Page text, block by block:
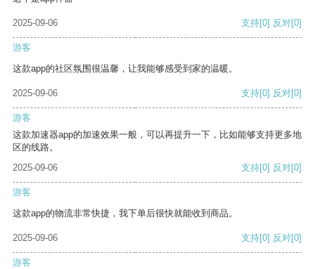
2025-09-06 支持[0] 反对[0]
游客
这款app的社区氛围很温馨，让我能够感受到家的温暖。
2025-09-06 支持[0] 反对[0]
游客
这款加速器app的加速效果一般，可以再提升一下，比如能够支持更多地
区的线路。
2025-09-06
支持[0] 反对[0]
游客
这款app的物流非常快捷，我下单后很快就能收到商品。
2025-09-06 支持[0] 反对[0]
游客